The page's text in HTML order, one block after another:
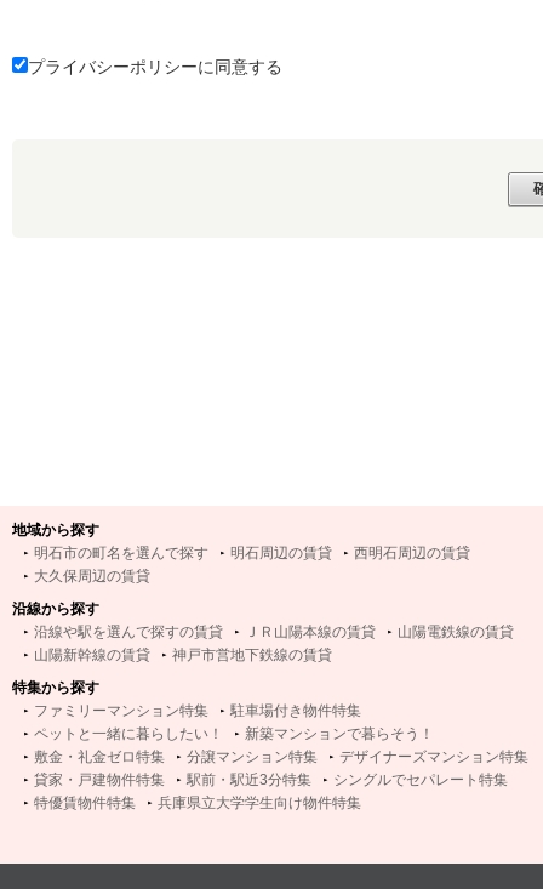
プライバシーポリシーに同意する
地域から探す
明石市の町名を選んで探す
明石周辺の賃貸
西明石周辺の賃貸
大久保周辺の賃貸
沿線から探す
沿線や駅を選んで探すの賃貸
ＪＲ山陽本線の賃貸
山陽電鉄線の賃貸
山陽新幹線の賃貸
神戸市営地下鉄線の賃貸
特集から探す
ファミリーマンション特集
駐車場付き物件特集
ペットと一緒に暮らしたい！
新築マンションで暮らそう！
敷金・礼金ゼロ特集
分譲マンション特集
デザイナーズマンション特集
貸家・戸建物件特集
駅前・駅近3分特集
シングルでセパレート特集
特優賃物件特集
兵庫県立大学学生向け物件特集